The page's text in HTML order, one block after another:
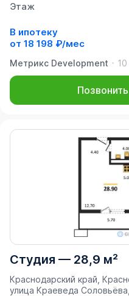
Этаж
В ипотеку
от 18 198 ₽/мес
Метрикс Development
Студия — 28,9 м²
Краснодарский край,
улица Краеведа